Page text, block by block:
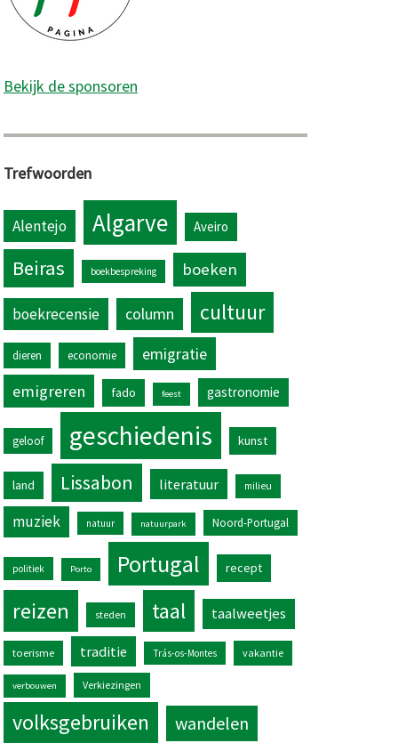
Bekijk de sponsoren
Trefwoorden
Alentejo Algarve Aveiro
Beiras boekbespreking boeken
boekrecensie column cultuur
dieren economie
emigratie
emigreren
fado feest gastronomie
geloof geschiedenis kunst
land Lissabon literatuur milieu
muziek natuur natuurpark Noord-Portugal
politiek Porto Portugal recept
reizen steden taal taalweetjes
toerisme traditie Trás-os-Montes vakantie
verbouwen Verkiezingen
volksgebruiken wandelen